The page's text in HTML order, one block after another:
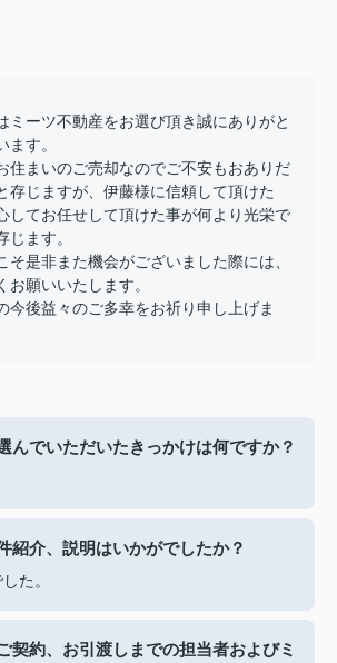
ミーツ不動産をお選び頂き誠にありがと
ます。
住まいのご売却なのでご不安もおありだ
存じますが、伊藤様に信頼して頂けた
してお任せして頂けた事が何より光栄で
じます。
そ是非また機会がございました際には、
お願いいたします。
今後益々のご多幸をお祈り申し上げま
んでいただいたきっかけは何ですか？
紹介、説明はいかがでしたか？
た。
契約、お引渡しまでの担当者およびミ